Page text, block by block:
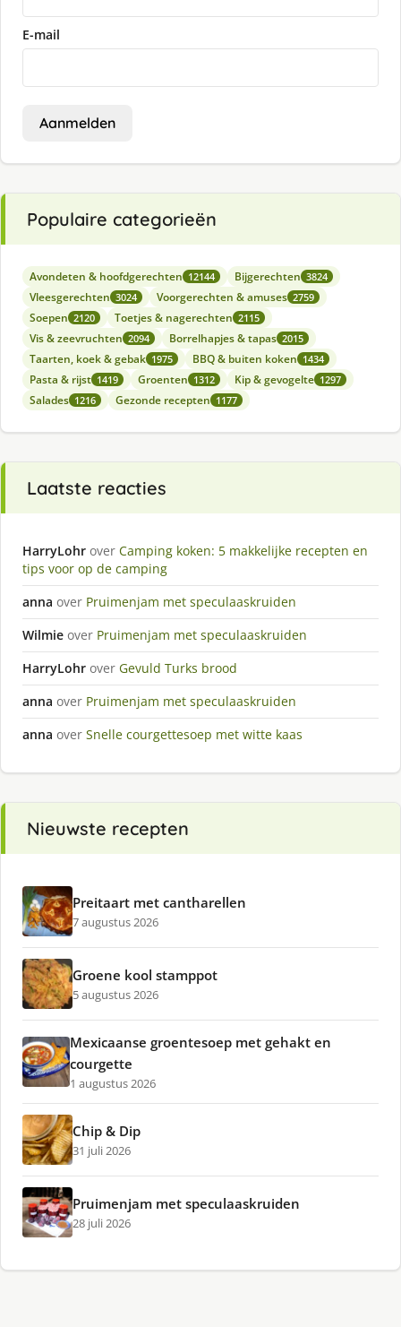
E-mail
Aanmelden
Populaire categorieën
Avondeten & hoofdgerechten 12144 Bijgerechten 3824
Vleesgerechten 3024 Voorgerechten & amuses 2759
Soepen 2120 Toetjes & nagerechten 2115
Vis & zeevruchten 2094 Borrelhapjes & tapas 2015
Taarten, koek & gebak 1975 BBQ & buiten koken 1434
Pasta & rijst 1419 Groenten 1312 Kip & gevogelte 1297
Salades 1216 Gezonde recepten 1177
Laatste reacties
HarryLohr over Camping koken: 5 makkelijke recepten en
tips voor op de camping
anna over Pruimenjam met speculaaskruiden
Wilmie over Pruimenjam met speculaaskruiden
HarryLohr over Gevuld Turks brood
anna over Pruimenjam met speculaaskruiden
anna over Snelle courgettesoep met witte kaas
Nieuwste recepten
Preitaart met cantharellen
7 augustus 2026
Groene kool stamppot
5 augustus 2026
Mexicaanse groentesoep met gehakt en
courgette
1 augustus 2026
Chip & Dip
31 juli 2026
Pruimenjam met speculaaskruiden
28 juli 2026